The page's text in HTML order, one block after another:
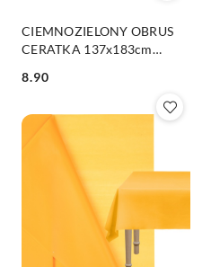
CIEMNOZIELONY OBRUS
CERATKA 137x183cm
Cena:
8.90